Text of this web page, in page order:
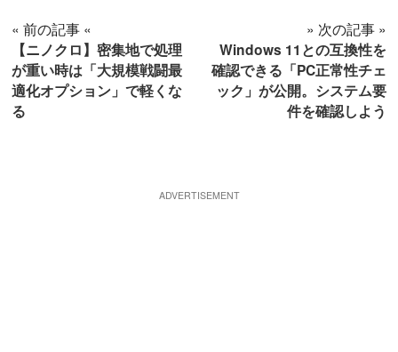
« 前の記事 «
【ニノクロ】密集地で処理
が重い時は「大規模戦闘最
適化オプション」で軽くな
る
» 次の記事 »
Windows 11との互換性を
確認できる「PC正常性チェ
ック」が公開。システム要
件を確認しよう